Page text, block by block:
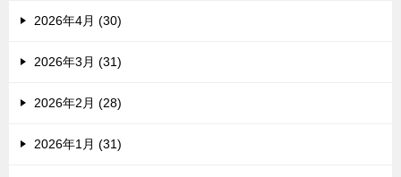
2026年4月 (30)
2026年3月 (31)
2026年2月 (28)
2026年1月 (31)